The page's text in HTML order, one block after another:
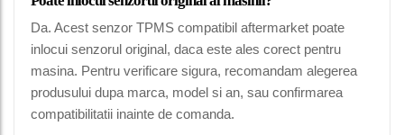
Da. Acest senzor TPMS compatibil aftermarket poate
inlocui senzorul original, daca este ales corect pentru
masina. Pentru verificare sigura, recomandam alegerea
produsului dupa marca, model si an, sau confirmarea
compatibilitatii inainte de comanda.